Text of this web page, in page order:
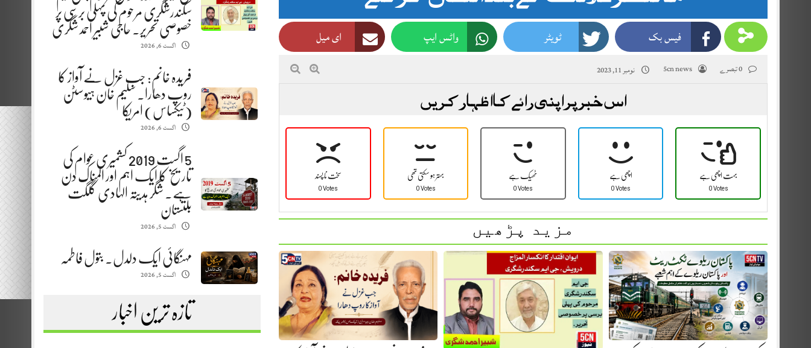
سکندرشگری مرحوم کی پہلی برسی پر
خصوصی تحریر. حاجی شبیر احمد شگری
اگست 6, 2026
فریدہ خانم: جب غزل نے آواز کا
روپ دھارا. سلیم خان ہیوسٹن
(ٹیکساس) امریکا
اگست 6, 2026
5 اگست 2019 کشمیری عوام کی
تاریخ کا ایک اہم اور المناک دن
ہے. شگر ہدیتہ الہادی گلگت
بلتستان
اگست 5, 2026
مہنگائی ایک دلدل. بتول فاطمہ
اگست 5, 2026
تازہ ترین اخبار
فیس بک ٹویٹر واٹس ایپ ای میل
5cn news نومبر 11, 2023
اس خبر پر اپنی رائے کا اظہار کریں
سخت نا پسند
0 Votes
بہتر ہو سکتی تھی
0 Votes
ٹھیک ہے
0 Votes
اچھی ہے
0 Votes
بہت اچھی ہے
0 Votes
مزید پڑھیں